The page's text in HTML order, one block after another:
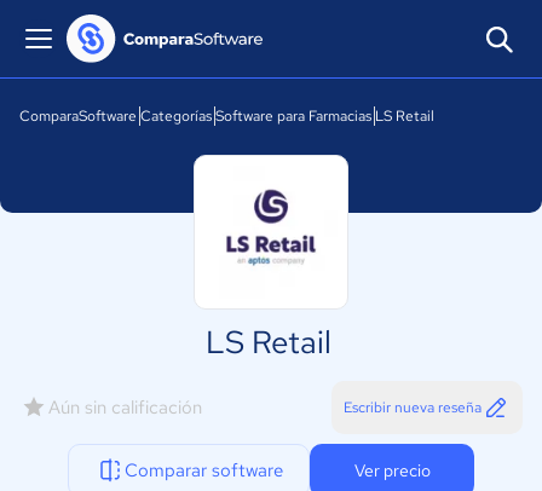
ComparaSoftware CategoríasSoftware para Farmacias LS Retail
LS Retail
Aún sin calificación Escribir nueva reseña
Comparar software Ver precio